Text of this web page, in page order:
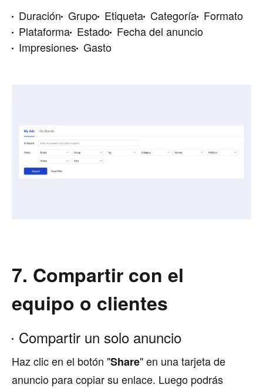
Duración Grupo Etiqueta Categoría Formato
Plataforma Estado Fecha del anuncio
Impresiones Gasto
7. Compartir con el
equipo o clientes
Compartir un solo anuncio
Haz clic en el botón "Share" en una tarjeta de
anuncio para copiar su enlace. Luego podrás